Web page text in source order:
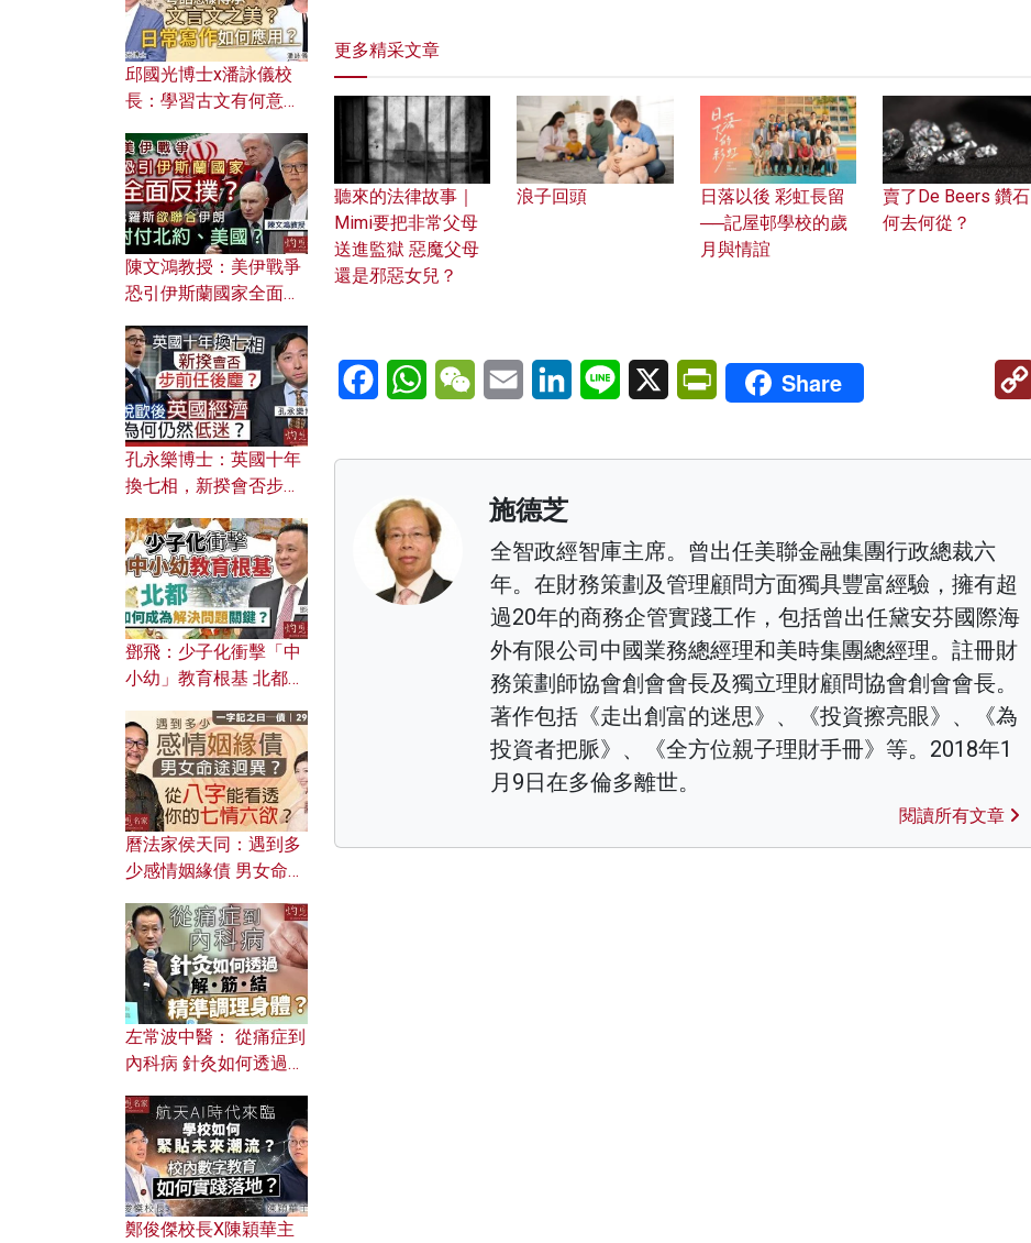
更多精采文章
聽來的法律故事｜
Mimi要把非常父母
送進監獄 惡魔父母
還是邪惡女兒？
浪子回頭
日落以後 彩虹長留
──記屋邨學校的歲
月與情誼
賣了De Beers 鑽石
何去何從？
FacebookWhatsAppWeChatEmail LinkedInLine X PrintFriendly
Share
施德芝
全智政經智庫主席。曾出任美聯金融集團行政總裁六
年。在財務策劃及管理顧問方面獨具豐富經驗，擁有超
過20年的商務企管實踐工作，包括曾出任黛安芬國際海
外有限公司中國業務總經理和美時集團總經理。註冊財
務策劃師協會創會會長及獨立理財顧問協會創會會長。
著作包括《走出創富的迷思》、《投資擦亮眼》、《為
投資者把脈》、《全方位親子理財手冊》等。2018年1
月9日在多倫多離世。
閱讀所有文章
邱國光博士x潘詠儀校
長：學習古文有何意
文之美？ 日常寫作如何
應用？
陳文鴻教授：美伊戰爭
恐引伊斯蘭國家全面反
對付北約美國？
孔永樂博士：英國十年
換七相，新揆會否步前
濟為何仍然低迷？
鄧飛：少子化衝擊「中
小幼」教育根基 北都如
曆法家侯天同：遇到多
少感情姻緣債 男女命途
的七情六欲？
左常波中醫： 從痛症到
內科病 針灸如何透過解
鄭俊傑校長X陳穎華主